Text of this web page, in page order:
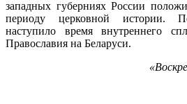
западных губерниях России
пе­риоду церковной истории.
наступило время внутреннего
Православия на Бе­ларуси.